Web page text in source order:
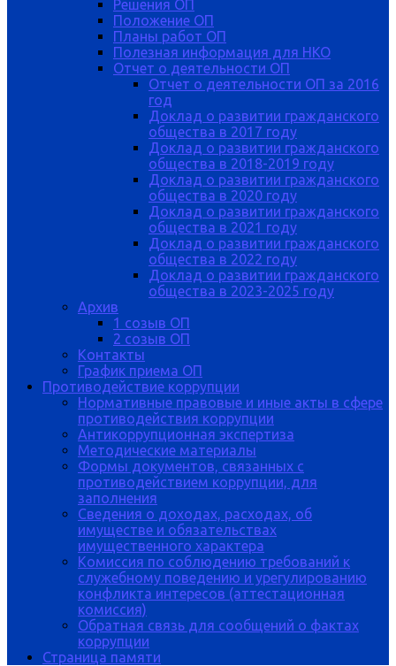
Решения ОП
Положение ОП
Планы работ ОП
Полезная информация для НКО
Отчет о деятельности ОП
Отчет о деятельности ОП за 2016
год
Доклад о развитии гражданского
общества в 2017 году
Доклад о развитии гражданского
общества в 2018-2019 году
Доклад о развитии гражданского
общества в 2020 году
Доклад о развитии гражданского
общества в 2021 году
Доклад о развитии гражданского
общества в 2022 году
Доклад о развитии гражданского
общества в 2023-2025 году
Архив
1 созыв ОП
2 созыв ОП
Контакты
График приема ОП
Противодействие коррупции
Нормативные правовые и иные акты в сфере
противодействия коррупции
Антикоррупционная экспертиза
Методические материалы
Формы документов, связанных с
противодействием коррупции, для
заполнения
Сведения о доходах, расходах, об
имуществе и обязательствах
имущественного характера
Комиссия по соблюдению требований к
служебному поведению и урегулированию
конфликта интересов (аттестационная
комиссия)
Обратная связь для сообщений о фактах
коррупции
Страница памяти